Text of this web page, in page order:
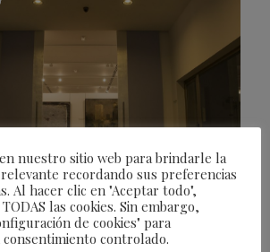
Cultural Virgen de las Viñas
nuestro sitio web para brindarle la
recordando sus preferencias
Al hacer clic en "Aceptar todo",
las cookies. Sin embargo,
de cookies" para
controlado.